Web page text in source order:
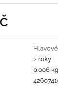
2 roky
0.006 kg